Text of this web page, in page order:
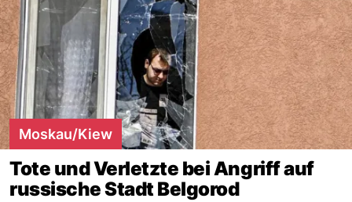
Moskau/Kiew
Tote und Verletzte bei Angriff auf
russische Stadt Belgorod